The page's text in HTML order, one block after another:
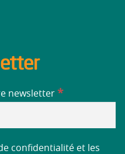
newsletter *
confidentialité et les